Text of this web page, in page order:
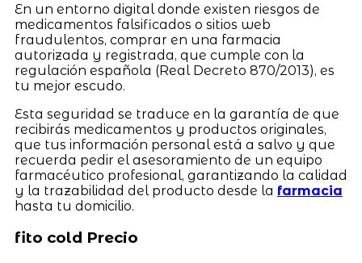
En un entorno digital donde existen riesgos de
medicamentos falsificados o sitios web
fraudulentos, comprar en una farmacia
autorizada y registrada, que cumple con la
regulación española (Real Decreto 870/2013), es
tu mejor escudo.
Esta seguridad se traduce en la garantía de que
recibirás medicamentos y productos originales,
que tus información personal está a salvo y que
recuerda pedir el asesoramiento de un equipo
farmacéutico profesional, garantizando la calidad
y la trazabilidad del producto desde la farmacia
hasta tu domicilio.
fito cold Precio